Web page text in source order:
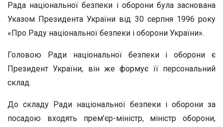
Рада національної безпеки і оборони була заснована
Указом Президента України від 30 серпня 1996 року
«Про Раду національної безпеки і оборони України».
Головою Ради національної безпеки і оборони є
Президент України, він же формує її персональний
склад.
До складу Ради національної безпеки і оборони за
посадою входять прем’єр-міністр, міністр оборони,